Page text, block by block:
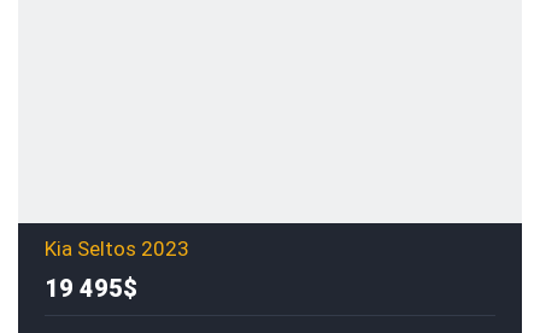
Kia Seltos 2023
19 495$